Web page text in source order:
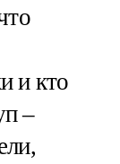
и кто
–